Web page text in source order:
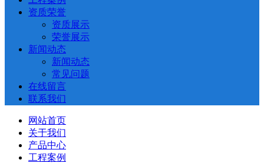
资质荣誉
资质展示
荣誉展示
新闻动态
新闻动态
常见问题
在线留言
联系我们
网站首页
关于我们
产品中心
工程案例